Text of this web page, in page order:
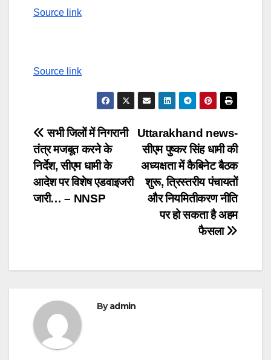
Source link
Source link
Post
navigation
Uttarakhand news-
सीएम पुष्कर सिंह धामी की
अध्यक्षता में कैबिनेट बैठक
शुरू, त्रिस्तरीय पंचायतों
और नियमितीकरण नीति
पर हो सकता है अहम
फैसला
सभी जिलों में निगरानी
तंत्र मजबूत करने के
निर्देश, सीएम धामी के
आदेश पर विशेष एडवाइजरी
जारी… – NNSP
Byadmin